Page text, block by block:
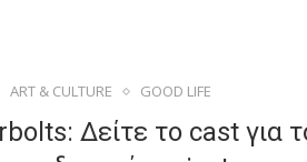
ART & CULTURE GOOD LIFE
Δείτε το cast για